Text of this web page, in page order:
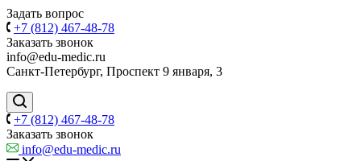
Задать вопрос
+7 (812) 467-48-78
Заказать звонок
info@edu-medic.ru
Санкт-Петербург, Проспект 9 января, 3
+7 (812) 467-48-78
Заказать звонок
info@edu-medic.ru